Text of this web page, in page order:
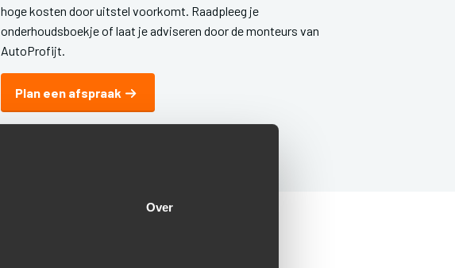
Over
hoge kosten door uitstel voorkomt. Raadpleeg je
onderhoudsboekje of laat je adviseren door de monteurs van
AutoProfijt.
Plan een afspraak